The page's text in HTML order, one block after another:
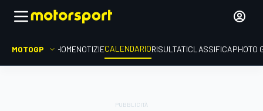
MOTOGP HOMENOTIZIECALENDARIORISULTATICLASSIFICAPHOTO